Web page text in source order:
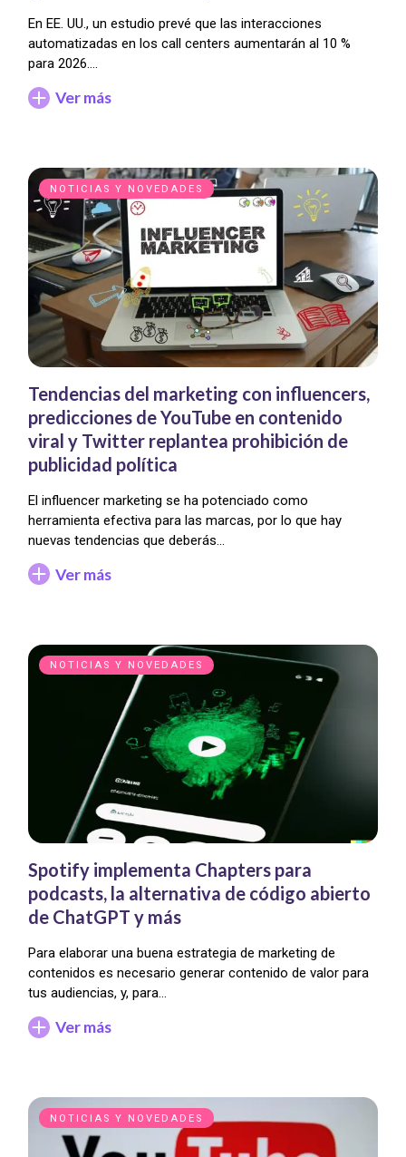
En EE. UU., un estudio prevé que las interacciones
automatizadas en los call centers aumentarán al 10 %
para 2026.…
Ver más
NOTICIAS Y NOVEDADES
Tendencias del marketing con influencers,
predicciones de YouTube en contenido
viral y Twitter replantea prohibición de
publicidad política
El influencer marketing se ha potenciado como
herramienta efectiva para las marcas, por lo que hay
nuevas tendencias que deberás…
Ver más
NOTICIAS Y NOVEDADES
Spotify implementa Chapters para
podcasts, la alternativa de código abierto
de ChatGPT y más
Para elaborar una buena estrategia de marketing de
contenidos es necesario generar contenido de valor para
tus audiencias, y, para…
Ver más
NOTICIAS Y NOVEDADES